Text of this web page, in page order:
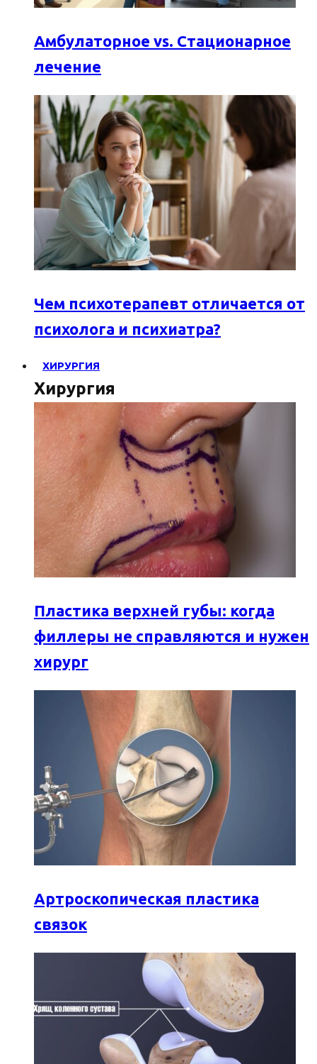
Амбулаторное vs. Стационарное
лечение
Чем психотерапевт отличается от
психолога и психиатра?
ХИРУРГИЯ
Хирургия
Пластика верхней губы: когда
филлеры не справляются и нужен
хирург
Артроскопическая пластика
связок